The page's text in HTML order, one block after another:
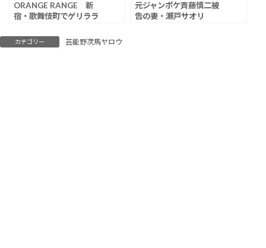
ORANGE RANGE 新
宿・歌舞伎町でゲリララ
3000人が集結し大歓声
元ジャンポケ斉藤慎二被
告の妻・瀬戸サオリ
カテゴリー 芸能野次馬ヤロウ